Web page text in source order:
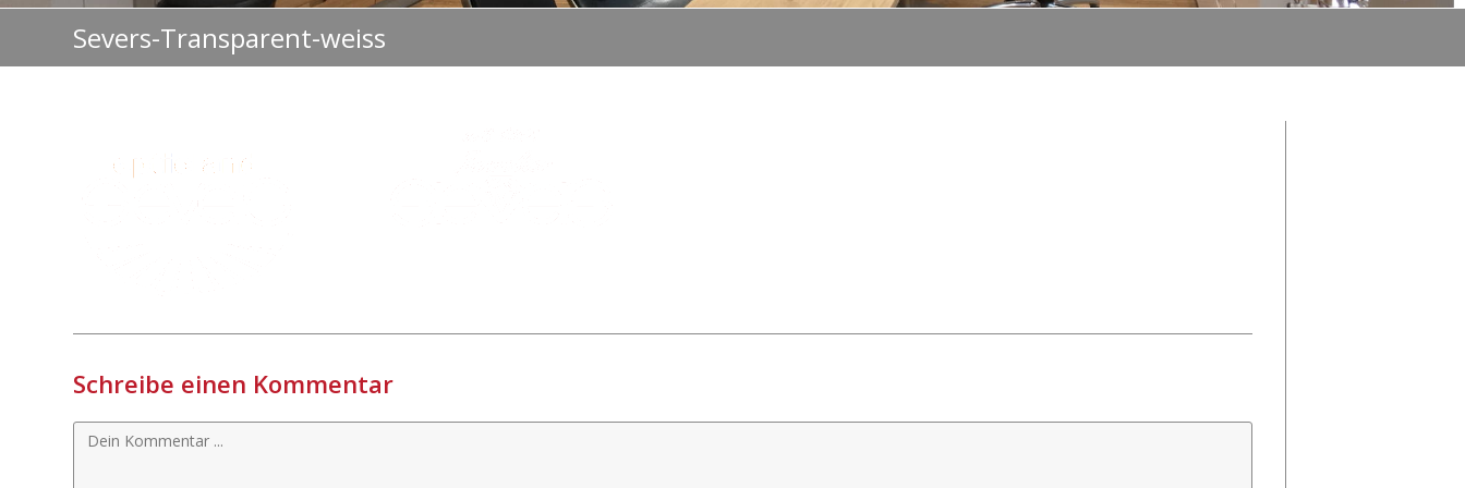
Severs-Transparent-weiss
Schreibe einen Kommentar
Kommentieren